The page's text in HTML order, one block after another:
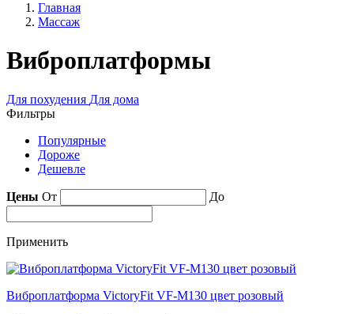
Главная
Массаж
Виброплатформы
Для похудения Для дома
Фильтры
Популярные
Дороже
Дешевле
Цены От До
Применить
Виброплатформа VictoryFit VF-M130 цвет розовый